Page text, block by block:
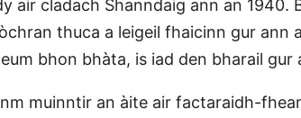
air cladach Shanndaig ann an
thuca a leigeil fhaicinn gur ann
bhon bhàta, is iad den bharail
muinntir an àite air factaraidh-